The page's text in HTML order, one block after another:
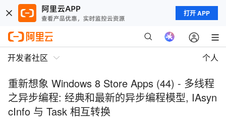
打开 APP
开发者社区 个人
重新想象 Windows 8 Store Apps (44) - 多线程
之异步编程: 经典和最新的异步编程模型, IAsyn
cInfo 与 Task 相互转换